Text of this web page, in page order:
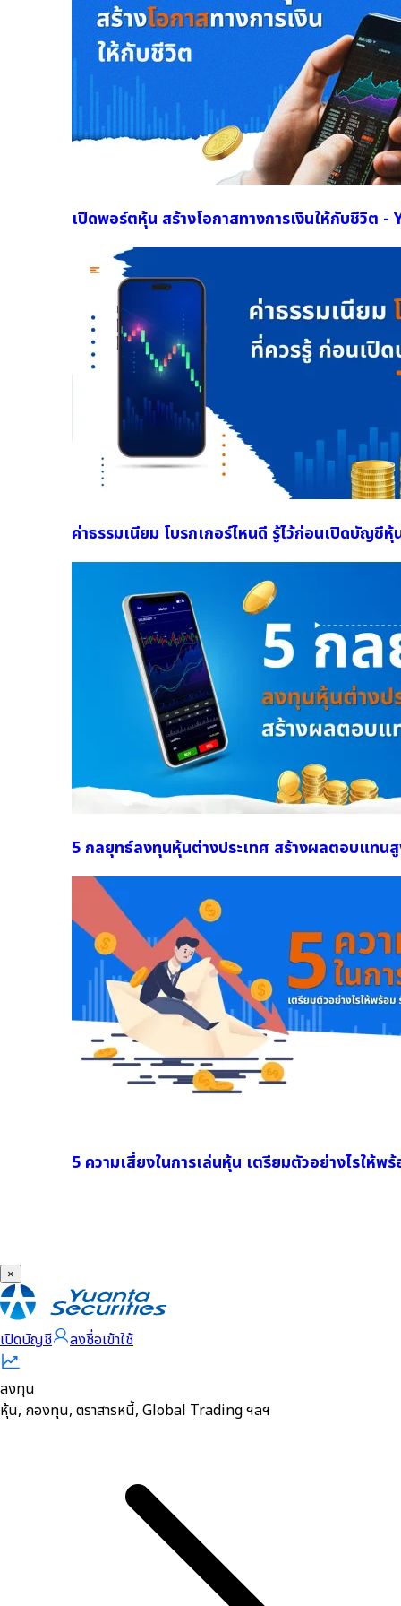
เปิดพอร์ตหุ้น สร้างโอกาสทางการเงินให้กับชีวิต -
ค่าธรรมเนียม โบรกเกอร์ไหนดี รู้ไว้ก่อนเปิดบัญชีหุ้
5 กลยุทธ์ลงทุนหุ้นต่างประเทศ สร้างผลตอบแทน
5 ความเสี่ยงในการเล่นหุ้น เตรียมตัวอย่างไรให้
×
เปิดบัญชี ลงชื่อเข้าใช้
ลงทุน
หุ้น, กองทุน, ตราสารหนี้, Global Trading ฯลฯ